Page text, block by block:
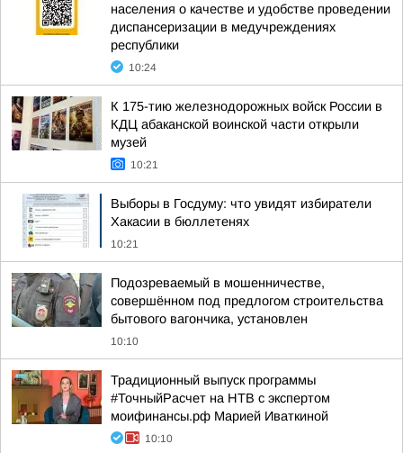
населения о качестве и удобстве проведении
диспансеризации в медучреждениях
республики
10:24
К 175-тию железнодорожных войск России в
КДЦ абаканской воинской части открыли
музей
10:21
Выборы в Госдуму: что увидят избиратели
Хакасии в бюллетенях
10:21
Подозреваемый в мошенничестве,
совершённом под предлогом строительства
бытового вагончика, установлен
10:10
Традиционный выпуск программы
#ТочныйРасчет на НТВ с экспертом
моифинансы.рф Марией Иваткиной
10:10